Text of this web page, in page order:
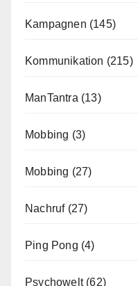
Kampagnen (145)
Kommunikation (215)
ManTantra (13)
Mobbing (3)
Mobbing (27)
Nachruf(27)
Ping Pong (4)
Psychowelt(62)